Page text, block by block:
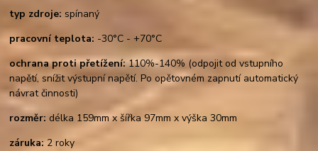
typ zdroje: spínaný
pracovní teplota: -30°C - +70°C
ochrana proti přetížení:110%-140% (odpojit od vstupního
napětí, snížit výstupní napětí. Po opětovném zapnutí automatický
návrat činnosti)
rozměr: délka 159mm x šířka 97mm x výška 30mm
záruka: 2 roky